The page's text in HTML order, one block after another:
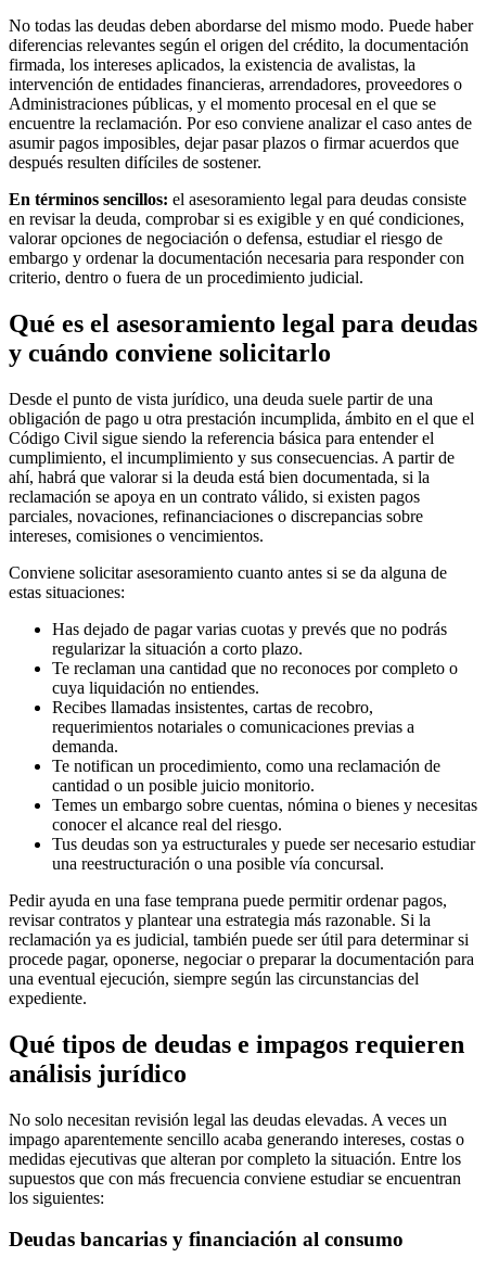
No todas las deudas deben abordarse del mismo modo. Puede haber
diferencias relevantes según el origen del crédito, la documentación
firmada, los intereses aplicados, la existencia de avalistas, la
intervención de entidades financieras, arrendadores, proveedores o
Administraciones públicas, y el momento procesal en el que se
encuentre la reclamación. Por eso conviene analizar el caso antes de
asumir pagos imposibles, dejar pasar plazos o firmar acuerdos que
después resulten difíciles de sostener.
En términos sencillos: el asesoramiento legal para deudas consiste
en revisar la deuda, comprobar si es exigible y en qué condiciones,
valorar opciones de negociación o defensa, estudiar el riesgo de
embargo y ordenar la documentación necesaria para responder con
criterio, dentro o fuera de un procedimiento judicial.
Qué es el asesoramiento legal para deudas
y cuándo conviene solicitarlo
Desde el punto de vista jurídico, una deuda suele partir de una
obligación de pago u otra prestación incumplida, ámbito en el que el
Código Civil sigue siendo la referencia básica para entender el
cumplimiento, el incumplimiento y sus consecuencias. A partir de
ahí, habrá que valorar si la deuda está bien documentada, si la
reclamación se apoya en un contrato válido, si existen pagos
parciales, novaciones, refinanciaciones o discrepancias sobre
intereses, comisiones o vencimientos.
Conviene solicitar asesoramiento cuanto antes si se da alguna de
estas situaciones:
Has dejado de pagar varias cuotas y prevés que no podrás
regularizar la situación a corto plazo.
Te reclaman una cantidad que no reconoces por completo o
cuya liquidación no entiendes.
Recibes llamadas insistentes, cartas de recobro,
requerimientos notariales o comunicaciones previas a
demanda.
Te notifican un procedimiento, como una reclamación de
cantidad o un posible juicio monitorio.
Temes un embargo sobre cuentas, nómina o bienes y necesitas
conocer el alcance real del riesgo.
Tus deudas son ya estructurales y puede ser necesario estudiar
una reestructuración o una posible vía concursal.
Pedir ayuda en una fase temprana puede permitir ordenar pagos,
revisar contratos y plantear una estrategia más razonable. Si la
reclamación ya es judicial, también puede ser útil para determinar si
procede pagar, oponerse, negociar o preparar la documentación para
una eventual ejecución, siempre según las circunstancias del
expediente.
Qué tipos de deudas e impagos requieren
análisis jurídico
No solo necesitan revisión legal las deudas elevadas. A veces un
impago aparentemente sencillo acaba generando intereses, costas o
medidas ejecutivas que alteran por completo la situación. Entre los
supuestos que con más frecuencia conviene estudiar se encuentran
los siguientes:
Deudas bancarias y financiación al consumo